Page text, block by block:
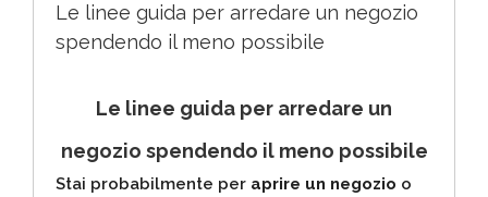
Le linee guida per arredare un negozio
spendendo il meno possibile
Le linee guida per arredare un
negozio spendendo il meno possibile
Stai probabilmente per aprire un negozio o